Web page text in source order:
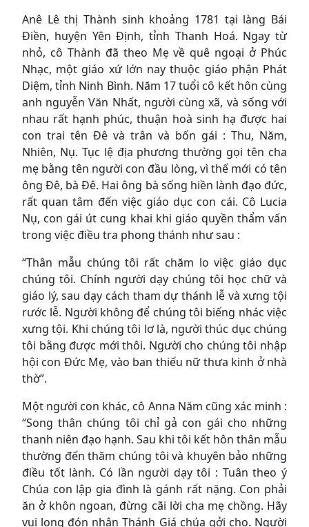
Anê Lê thị Thành sinh khoảng 1781 tại làng Bái
Điền, huyện Yên Định, tỉnh Thanh Hoá. Ngay từ
nhỏ, cô Thành đã theo Mẹ về quê ngoại ở Phúc
Nhạc, một giáo xứ lớn nay thuộc giáo phận Phát
Diệm, tỉnh Ninh Bình. Năm 17 tuổi cô kết hôn cùng
anh nguyễn Văn Nhất, người cùng xã, và sống với
nhau rất hạnh phúc, thuận hoà sinh hạ được hai
con trai tên Đê và trân và bốn gái : Thu, Năm,
Nhiên, Nụ. Tục lệ địa phương thường gọi tên cha
mẹ bằng tên người con đầu lòng, vì thế mới có tên
ông Đê, bà Đê. Hai ông bà sống hiền lành đạo đức,
rất quan tâm đến việc giáo dục con cái. Cô Lucia
Nụ, con gái út cung khai khi giáo quyền thẩm vấn
trong việc điều tra phong thánh như sau :
“Thân mẫu chúng tôi rất chăm lo việc giáo dục
chúng tôi. Chính người dạy chúng tôi học chữ và
giáo lý, sau dạy cách tham dự thánh lễ và xưng tội
rước lễ. Người không để chúng tôi biếng nhác việc
xưng tội. Khi chúng tôi lơ là, người thúc dục chúng
tôi bằng được mới thôi. Người cho chúng tôi nhập
hội con Đức Mẹ, vào ban thiếu nữ thưa kinh ở nhà
thờ”.
Một người con khác, cô Anna Năm cũng xác minh :
“Song thân chúng tôi chỉ gả con gái cho những
thanh niên đạo hạnh. Sau khi tôi kết hôn thân mẫu
thường đến thăm chúng tôi và khuyên bảo những
điều tốt lành. Có lần người dạy tôi : Tuân theo ý
Chúa con lập gia đình là gánh rất nặng. Con phải
ăn ở khôn ngoan, đừng cãi lời cha mẹ chồng. Hãy
vui long đón nhận Thánh Giá chúa gởi cho. Người